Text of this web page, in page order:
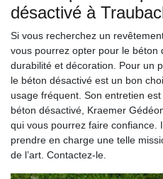
désactivé à
Si vous recherchez un
vous pourrez opter pour le béton
durabilité et décoration. Pour un
le béton désactivé est un bon
usage fréquent. Son entretien
béton désactivé, Kraemer
qui vous pourrez faire confiance.
prendre en charge une telle
de l’art. Contactez-le.